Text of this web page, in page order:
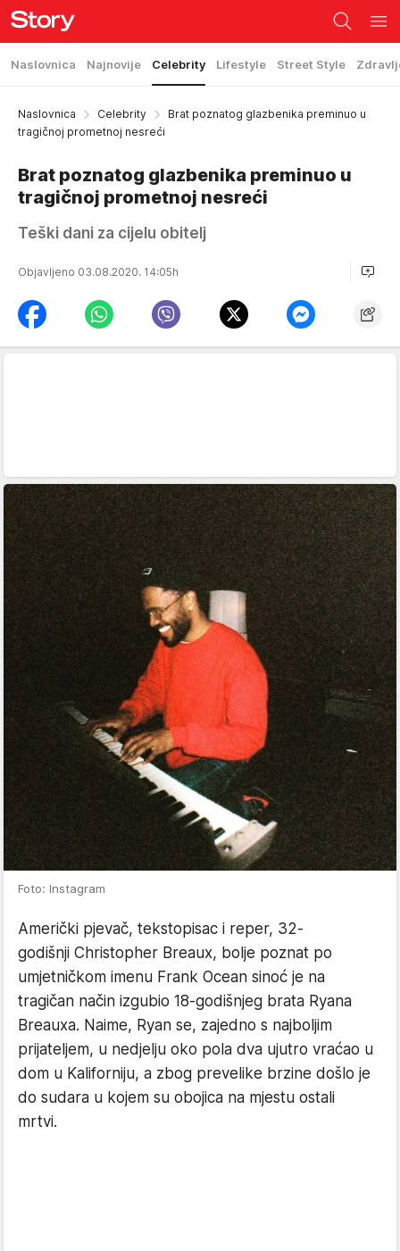
Naslovnica Najnovije Celebrity Lifestyle Street Style
Naslovnica Celebrity
Brat poznatog glazbenika preminuo u
tragičnoj prometnoj nesreći
Brat poznatog glazbenika preminuo u
tragičnoj prometnoj nesreći
Teški dani za cijelu obitelj
Objavljeno 03.08.2020. 14:05h
Foto: Instagram
Američki pjevač, tekstopisac i reper, 32-
godišnji Christopher Breaux, bolje poznat po
umjetničkom imenu Frank Ocean sinoć je na
tragičan način izgubio 18-godišnjeg brata Ryana
Breauxa. Naime, Ryan se, zajedno s najboljim
prijateljem, u nedjelju oko pola dva ujutro vraćao u
dom u Kaliforniju, a zbog prevelike brzine došlo je
do sudara u kojem su obojica na mjestu ostali
mrtvi.